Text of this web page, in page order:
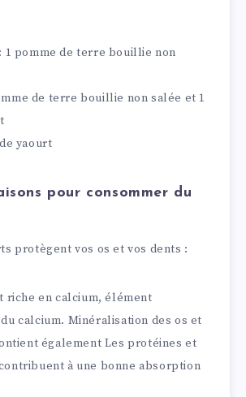
1 pomme de terre bouillie non
de terre bouillie non salée et 1
yaourt
pour consommer du
protègent vos os et vos dents :
riche en calcium, élément
calcium. Minéralisation des os et
également Les protéines et
à une bonne absorption